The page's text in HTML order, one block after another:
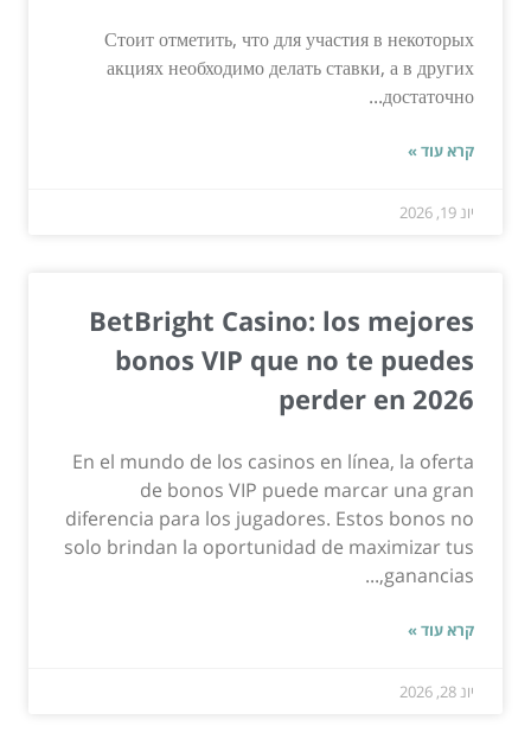
Стоит отметить, что для участия в некоторых
акциях необходимо делать ставки, а в других
достаточно...
קרא עוד »
יונ 19, 2026
BetBright Casino: los mejores
bonos VIP que no te puedes
perder en 2026
En el mundo de los casinos en línea, la oferta
de bonos VIP puede marcar una gran
diferencia para los jugadores. Estos bonos no
solo brindan la oportunidad de maximizar tus
ganancias,...
קרא עוד »
יונ 28, 2026